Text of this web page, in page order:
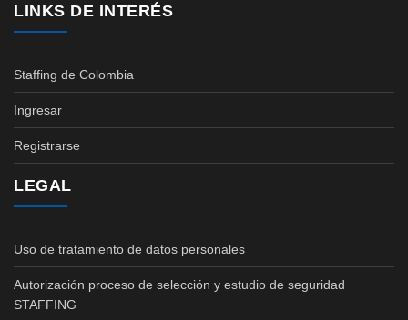
LINKS DE INTERÉS
Staffing de Colombia
Ingresar
Registrarse
LEGAL
Uso de tratamiento de datos personales
Autorización proceso de selección y estudio de seguridad
STAFFING